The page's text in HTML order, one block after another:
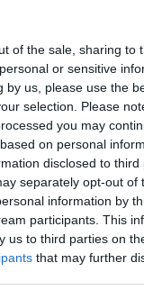
of the sale, sharing to
or sensitive
by us, please use the
selection. Please
you may
on personal
disclosed to
separately opt-out of
information by
participants. This
us to third parties on
that may further
dal menù del
Spettacoli
le tue
video e le
WhatsApp al
356 7512